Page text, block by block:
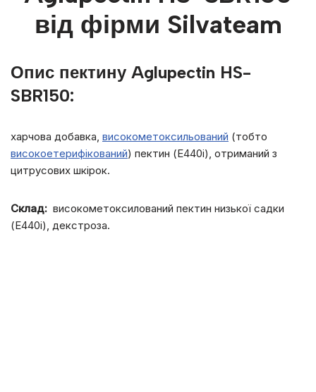
від фірми Silvateam
Опис пектину Aglupectin HS-
SBR150:
харчова добавка, високометоксильований (тобто
високоетерифікований) пектин (Е440і), отриманий з
цитрусових шкірок.
Склад: високометоксилований пектин низької садки
(Е440і), декстроза.